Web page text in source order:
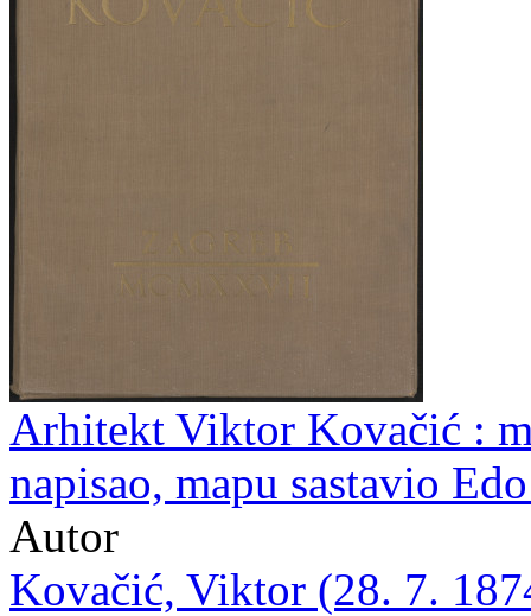
Arhitekt Viktor Kovačić :
napisao, mapu sastavio
Autor
Kovačić, Viktor (28. 7.